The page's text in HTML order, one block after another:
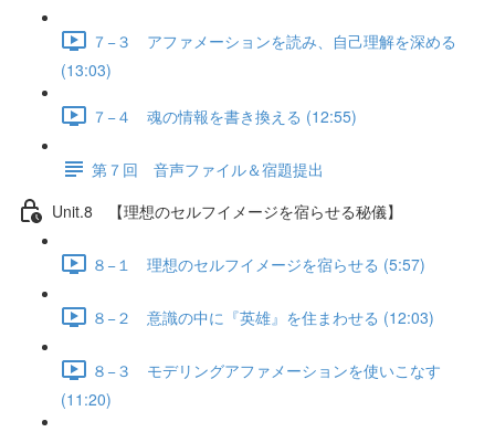
７−３ アファメーションを読み、自己理解を深める
(13:03)
７−４ 魂の情報を書き換える (12:55)
第７回 音声ファイル＆宿題提出
Unit.8 【理想のセルフイメージを宿らせる秘儀】
８−１ 理想のセルフイメージを宿らせる (5:57)
８−２ 意識の中に『英雄』を住まわせる (12:03)
８−３ モデリングアファメーションを使いこなす
(11:20)